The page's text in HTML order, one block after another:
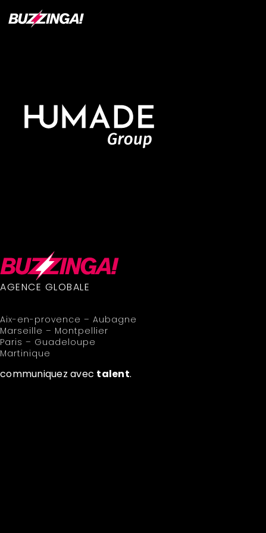
AGENCE GLOBALE
Aix-en-provence – Aubagne
Marseille – Montpellier
Paris – Guadeloupe
Martinique
communiquez avec talent.